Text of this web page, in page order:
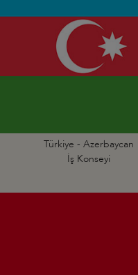
Türkiye - Azerbaycan
İş Konseyi